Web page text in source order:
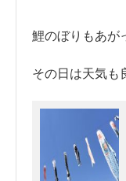
鯉のぼりもあが
その日は天気も